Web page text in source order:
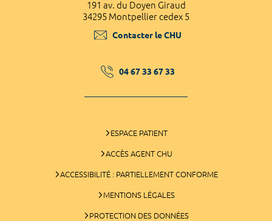
191 av. du Doyen Giraud
34295 Montpellier cedex 5
Contacter le CHU
04 67 33 67 33
ESPACE PATIENT
ACCÈS AGENT CHU
ACCESSIBILITÉ : PARTIELLEMENT CONFORME
MENTIONS LÉGALES
PROTECTION DES DONNÉES